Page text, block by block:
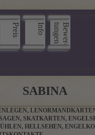
Preis Info B
e
w
e
r
­
t
u
n
g
e
n
SABINA
SKATKARTEN,
HELLSEHEN,